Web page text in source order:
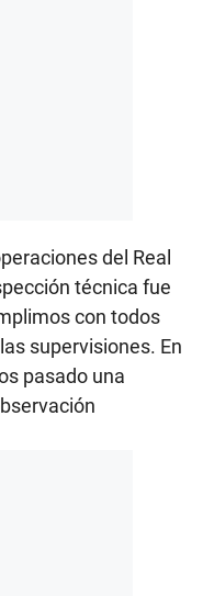
del Real
técnica fue
con todos
supervisiones. En
pasado una